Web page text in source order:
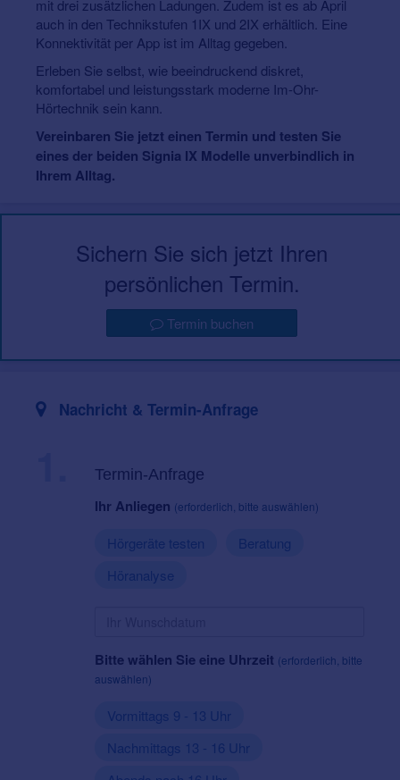
mit drei zusätzlichen Ladungen. Zudem ist es ab April
auch in den Technikstufen 1IX und 2IX erhältlich. Eine
Konnektivität per App ist im Alltag gegeben.
Erleben Sie selbst, wie beeindruckend diskret,
komfortabel und leistungsstark moderne Im-Ohr-
Hörtechnik sein kann.
Vereinbaren Sie jetzt einen Termin und testen Sie
eines der beiden Signia IX Modelle unverbindlich in
Ihrem Alltag.
Sichern Sie sich jetzt Ihren
persönlichen Termin.
Termin buchen
Nachricht & Termin-Anfrage
Termin-Anfrage
Ihr Anliegen (erforderlich, bitte auswählen)
Hörgeräte testen
Beratung
Höranalyse
Bitte wählen Sie eine Uhrzeit (erforderlich, bitte
auswählen)
Vormittags 9 - 13 Uhr
Nachmittags 13 - 16 Uhr